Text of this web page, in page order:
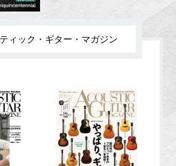
ィック・ギター・マガジン